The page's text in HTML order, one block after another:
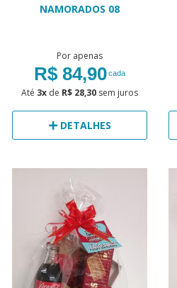
NAMORADOS 08
Por apenas
R$ 84,90cada
Até 3x de R$ 28,30 sem juros
DETALHES